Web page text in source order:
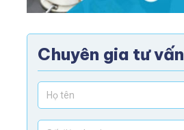
Chuyên gia tư vấn